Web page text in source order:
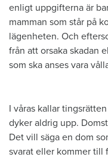
enligt uppgifterna är
mamman som står på
lägenheten. Och
från att orsaka skadan
som ska anses vara
I våras kallar
dyker aldrig upp.
Det vill säga en dom
svarat eller kommer till